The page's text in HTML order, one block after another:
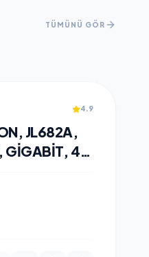
TÜMÜNÜ GÖR
4.9
JL682A,
GIGABIT, 4
MOUNT